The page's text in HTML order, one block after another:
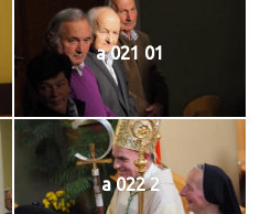
a 021 01
a 022 2